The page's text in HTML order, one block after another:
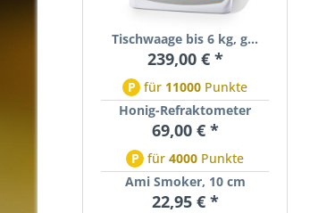
Tischwaage bis 6 kg, g...
239,00 € *
P für 11000 Punkte
Honig-Refraktometer
69,00 € *
P für 4000 Punkte
Ami Smoker, 10 cm
22,95 € *